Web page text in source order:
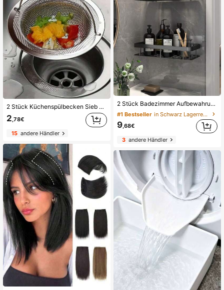
2 Stück Küchenspülbecken Sieb - mit Griff, Spülbecken Ablauffilter, Essensreste Fänger passend für die meisten Spülbecken Abflüsse, Mesh Ablaufsieb für Küche und Badezimmer Spülbecken, Küchenspülbecken Siebkorb, Küchendekoration, Küchenhelfer, Badezimmerhelfer, Küchenausstattung, Badezimmerausstattung, Badezimmer Abfluss, Ablaufstöpsel (1/2 Stück) erhältlich
2,78€
15andere Händler
2 Stück Badezimmer Aufbewahrungsregal ohne Bohren, Wandmontierter Organizer für Badezimmer, Waschtisch, Toilette, platzsparend
#1 Bestseller in Schwarz Lagerregale & -gestelle
9,68€
3andere Händler